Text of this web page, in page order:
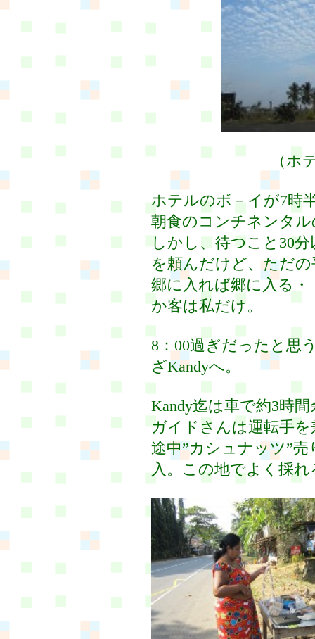
（ホ
ホテルのボ－イが7時
朝食のコンチネンタ
しかし、待つこと30
を頼んだけど、ただ
郷に入れば郷に入る
か客は私だけ。
8：00過ぎだったと思
ざKandyへ。
Kandy迄は車で約3時間
ガイドさんは運転手
途中”カシュナッツ”
入。この地でよく採